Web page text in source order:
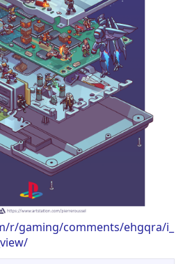
r/gaming/comments/ehgqra/i_